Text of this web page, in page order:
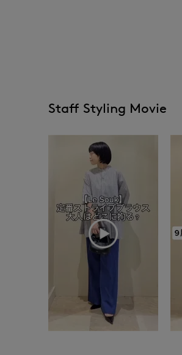
Staff Styling Movie